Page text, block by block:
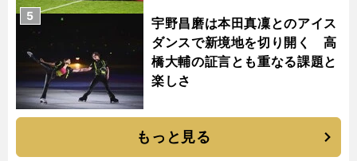
宇野昌磨は本田真凜とのアイス
ダンスで新境地を切り開く 高
橋大輔の証言とも重なる課題と
楽しさ
5
もっと見る